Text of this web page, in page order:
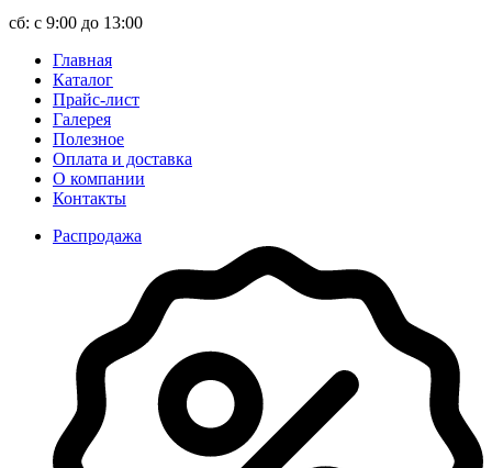
сб: с 9:00 до 13:00
Главная
Каталог
Прайс-лист
Галерея
Полезное
Оплата и доставка
О компании
Контакты
Распродажа